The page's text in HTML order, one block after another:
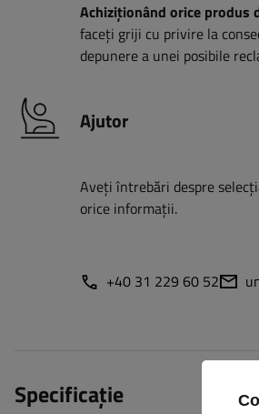
Achiziționând orice produs
faceți griji cu privire la
depunere a unei posibile
Ajutor
Aveți întrebări despre
orice informații.
+40 31 229 60 52
Specificație